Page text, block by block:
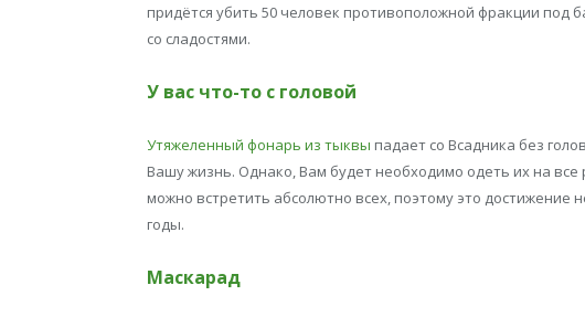
придётся убить 50 человек противоположной фракции под
со сладостями.
У вас что-то с головой
Утяжеленный фонарь из тыквы падает со Всадника без
Вашу жизнь. Однако, Вам будет необходимо одеть их на
можно встретить абсолютно всех, поэтому это достижение
годы.
Маскарад